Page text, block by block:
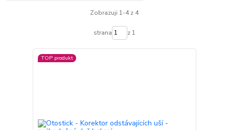
Zobrazuji 1-4 z 4
strana z 1
TOP produkt